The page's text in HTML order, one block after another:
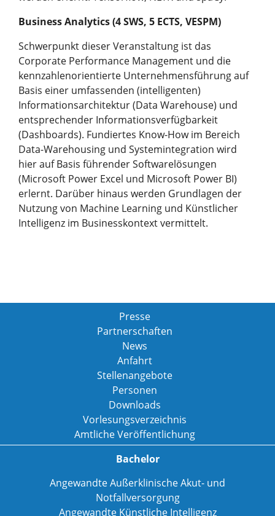
Business Analytics (4 SWS, 5 ECTS, VESPM)
Schwerpunkt dieser Veranstaltung ist das
Corporate Performance Management und die
kennzahlenorientierte Unternehmensführung auf
Basis einer umfassenden (intelligenten)
Informationsarchitektur (Data Warehouse) und
entsprechender Informationsverfügbarkeit
(Dashboards). Fundiertes Know-How im Bereich
Data-Warehousing und Systemintegration wird
hier auf Basis führender Softwarelösungen
(Microsoft Power Excel und Microsoft Power BI)
erlernt. Darüber hinaus werden Grundlagen der
Nutzung von Machine Learning und Künstlicher
Intelligenz im Businesskontext vermittelt.
Presse
Partnerschaften
News
Anfahrt
Stellenangebote
Personen
Downloads
Vorlesungsverzeichnis
Amtliche Veröffentlichung
Bachelor
Angewandte Außerklinische Akut- und
Notfallversorgung
Angewandte Künstliche Intelligenz